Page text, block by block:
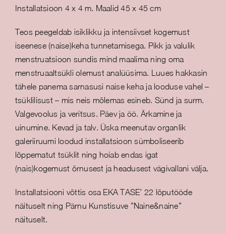
Installatsioon 4 x 4 m. Maalid 45 x 45 cm
Teos peegeldab isiklikku ja intensiivset kogemust
iseenese (naise)keha tunnetamisega. Pikk ja valulik
menstruatsioon sundis mind maalima ning oma
menstruaaltsükli olemust analüüsima. Luues hakkasin
tähele panema sarnasusi naise keha ja looduse vahel –
tsüklilisust – mis neis mõlemas esineb. Sünd ja surm.
Valgevoolus ja veritsus. Päev ja öö. Ärkamine ja
uinumine. Kevad ja talv. Üska meenutav organlik
galeriiruumi loodud installatsioon sümboliseerib
lõppematut tsüklit ning hoiab endas igat
(nais)kogemust õrnusest ja headusest vägivallani välja.
Installatsiooni võttis osa EKA TASE’ 22 lõputööde
näituselt ning Pärnu Kunstisuve ”Naine&naine”
näituselt.